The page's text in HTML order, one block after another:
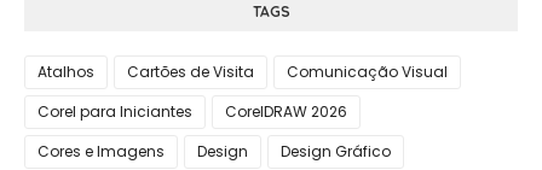
TAGS
Atalhos Cartões de Visita
Comunicação Visual
Corel para Iniciantes
CorelDRAW 2026
Cores e Imagens
Design
Design Gráfico